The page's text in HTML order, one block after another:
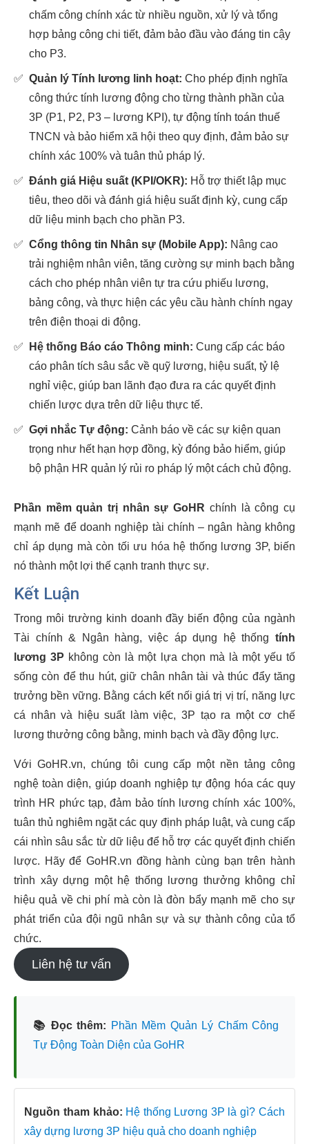
chấm công chính xác từ nhiều nguồn, xử lý và tổng
hợp bảng công chi tiết, đảm bảo đầu vào đáng tin cậy
cho P3.
✅ Quản lý Tính lương linh hoạt: Cho phép định nghĩa
công thức tính lương động cho từng thành phần của
3P (P1, P2, P3 – lương KPI), tự động tính toán thuế
TNCN và bảo hiểm xã hội theo quy định, đảm bảo sự
chính xác 100% và tuân thủ pháp lý.
✅ Đánh giá Hiệu suất (KPI/OKR): Hỗ trợ thiết lập mục
tiêu, theo dõi và đánh giá hiệu suất định kỳ, cung cấp
dữ liệu minh bạch cho phần P3.
✅ Cổng thông tin Nhân sự (Mobile App): Nâng cao
trải nghiệm nhân viên, tăng cường sự minh bạch bằng
cách cho phép nhân viên tự tra cứu phiếu lương,
bảng công, và thực hiện các yêu cầu hành chính ngay
trên điện thoại di động.
✅ Hệ thống Báo cáo Thông minh: Cung cấp các báo
cáo phân tích sâu sắc về quỹ lương, hiệu suất, tỷ lệ
nghỉ việc, giúp ban lãnh đạo đưa ra các quyết định
chiến lược dựa trên dữ liệu thực tế.
✅ Gợi nhắc Tự động: Cảnh báo về các sự kiện quan
trọng như hết hạn hợp đồng, kỳ đóng bảo hiểm, giúp
bộ phận HR quản lý rủi ro pháp lý một cách chủ động.
Phần mềm quản trị nhân sự GoHR chính là công cụ
mạnh mẽ để doanh nghiệp tài chính – ngân hàng không
chỉ áp dụng mà còn tối ưu hóa hệ thống lương 3P, biến
nó thành một lợi thế cạnh tranh thực sự.
Kết Luận
Trong môi trường kinh doanh đầy biến động của ngành
Tài chính & Ngân hàng, việc áp dụng hệ thống tính
lương 3P không còn là một lựa chọn mà là một yếu tố
sống còn để thu hút, giữ chân nhân tài và thúc đẩy tăng
trưởng bền vững. Bằng cách kết nối giá trị vị trí, năng lực
cá nhân và hiệu suất làm việc, 3P tạo ra một cơ chế
lương thưởng công bằng, minh bạch và đầy động lực.
Với GoHR.vn, chúng tôi cung cấp một nền tảng công
nghệ toàn diện, giúp doanh nghiệp tự động hóa các quy
trình HR phức tạp, đảm bảo tính lương chính xác 100%,
tuân thủ nghiêm ngặt các quy định pháp luật, và cung cấp
cái nhìn sâu sắc từ dữ liệu để hỗ trợ các quyết định chiến
lược. Hãy để GoHR.vn đồng hành cùng bạn trên hành
trình xây dựng một hệ thống lương thưởng không chỉ
hiệu quả về chi phí mà còn là đòn bẩy mạnh mẽ cho sự
phát triển của đội ngũ nhân sự và sự thành công của tổ
chức.
Liên hệ tư vấn
📚 Đọc thêm: Phần Mềm Quản Lý Chấm Công
Tự Động Toàn Diện của GoHR
Nguồn tham khảo: Hệ thống Lương 3P là gì? Cách
xây dựng lương 3P hiệu quả cho doanh nghiệp